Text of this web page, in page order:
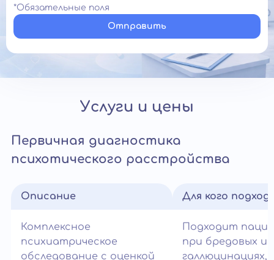
*Обязательные поля
Отправить
Услуги и цены
Первичная диагностика
психотического расстройства
Описание
Комплексное
психиатрическое
обследование с оценкой
Для кого
Подходит
при бредовых
галлюцинациях,